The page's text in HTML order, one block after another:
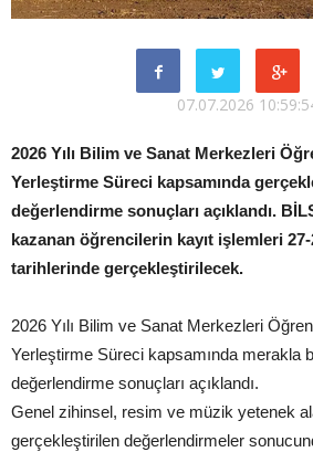
07.07.2026
2026 Yılı Bilim ve Sanat Merkezleri
Yerleştirme Süreci kapsamında
değerlendirme sonuçları açıklandı.
kazanan öğrencilerin kayıt işlemleri
tarihlerinde gerçekleştirilecek.
2026 Yılı Bilim ve Sanat Merkezleri
Yerleştirme Süreci kapsamında merakla
değerlendirme sonuçları açıklandı.
Genel zihinsel, resim ve müzik yetenek
gerçekleştirilen değerlendirmeler